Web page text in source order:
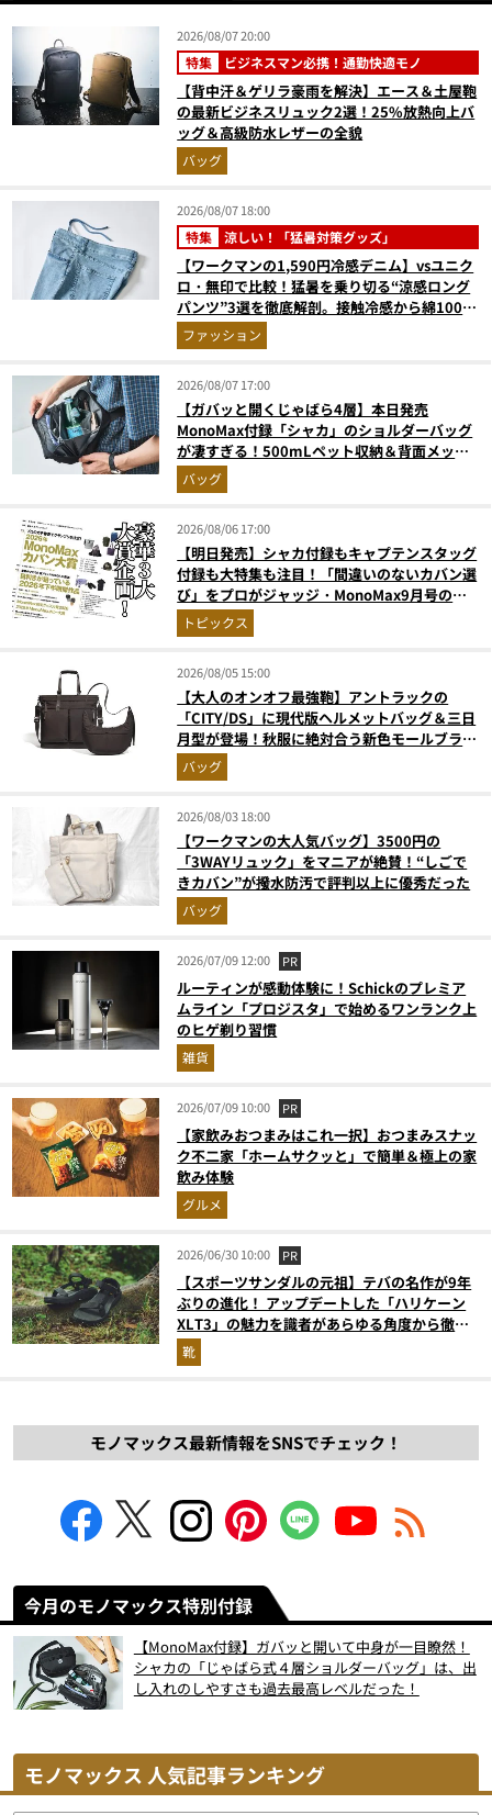
2026/08/07 20:00
特集 ビジネスマン必携！通勤快適モノ
【背中汗＆ゲリラ豪雨を解決】エース＆土屋鞄
の最新ビジネスリュック2選！25%放熱向上バ
ッグ＆高級防水レザーの全貌
バッグ
2026/08/07 18:00
特集 涼しい！「猛暑対策グッズ」
【ワークマンの1,590円冷感デニム】vsユニク
ロ・無印で比較！猛暑を乗り切る“涼感ロング
パンツ”3選を徹底解剖。接触冷感から綿100%
まで決定版
ファッション
2026/08/07 17:00
【ガバッと開くじゃばら4層】本日発売
MonoMax付録「シャカ」のショルダーバッグ
が凄すぎる！500mLペット収納＆背面メッシ
ュでベタつかない
バッグ
2026/08/06 17:00
【明日発売】シャカ付録もキャプテンスタッグ
付録も大特集も注目！「間違いのないカバン選
び」をプロがジャッジ・MonoMax9月号の目
次を公開
トピックス
2026/08/05 15:00
【大人のオンオフ最強鞄】アントラックの
「CITY/DS」に現代版ヘルメットバッグ＆三日
月型が登場！秋服に絶対合う新色モールブラウ
ンが傑作
バッグ
2026/08/03 18:00
【ワークマンの大人気バッグ】3500円の
「3WAYリュック」をマニアが絶賛！“しごで
きカバン”が撥水防汚で評判以上に優秀だった
バッグ
2026/07/09 12:00 PR
ルーティンが感動体験に！Schickのプレミア
ムライン「プロジスタ」で始めるワンランク上
のヒゲ剃り習慣
雑貨
2026/07/09 10:00 PR
【家飲みおつまみはこれ一択】おつまみスナッ
ク不二家「ホームサクッと」で簡単＆極上の家
飲み体験
グルメ
2026/06/30 10:00 PR
【スポーツサンダルの元祖】テバの名作が9年
ぶりの進化！ アップデートした「ハリケーン
XLT3」の魅力を識者があらゆる角度から徹底
解説！
靴
モノマックス最新情報をSNSでチェック！
今月のモノマックス特別付録
【MonoMax付録】ガバッと開いて中身が一目瞭然！
シャカの「じゃばら式４層ショルダーバッグ」は、出
し入れのしやすさも過去最高レベルだった！
モノマックス 人気記事ランキング